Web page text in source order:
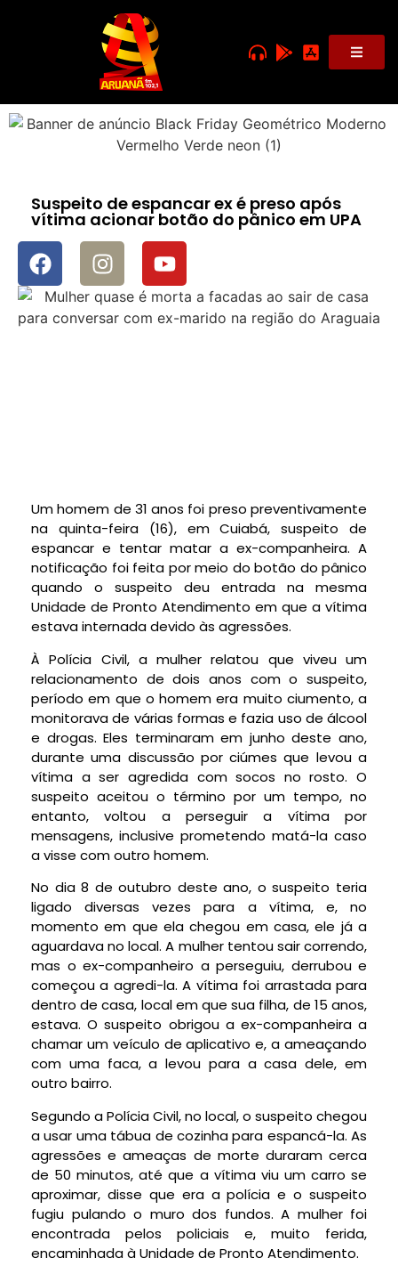
Suspeito de espancar ex é preso após
vítima acionar botão do pânico em UPA
Um homem de 31 anos foi preso preventivamente
na quinta-feira (16), em Cuiabá, suspeito de
espancar e tentar matar a ex-companheira. A
notificação foi feita por meio do botão do pânico
quando o suspeito deu entrada na mesma
Unidade de Pronto Atendimento em que a vítima
estava internada devido às agressões.
À Polícia Civil, a mulher relatou que viveu um
relacionamento de dois anos com o suspeito,
período em que o homem era muito ciumento, a
monitorava de várias formas e fazia uso de álcool
e drogas. Eles terminaram em junho deste ano,
durante uma discussão por ciúmes que levou a
vítima a ser agredida com socos no rosto. O
suspeito aceitou o término por um tempo, no
entanto, voltou a perseguir a vítima por
mensagens, inclusive prometendo matá-la caso
a visse com outro homem.
No dia 8 de outubro deste ano, o suspeito teria
ligado diversas vezes para a vítima, e, no
momento em que ela chegou em casa, ele já a
aguardava no local. A mulher tentou sair correndo,
mas o ex-companheiro a perseguiu, derrubou e
começou a agredi-la. A vítima foi arrastada para
dentro de casa, local em que sua filha, de 15 anos,
estava. O suspeito obrigou a ex-companheira a
chamar um veículo de aplicativo e, a ameaçando
com uma faca, a levou para a casa dele, em
outro bairro.
Segundo a Polícia Civil, no local, o suspeito chegou
a usar uma tábua de cozinha para espancá-la. As
agressões e ameaças de morte duraram cerca
de 50 minutos, até que a vítima viu um carro se
aproximar, disse que era a polícia e o suspeito
fugiu pulando o muro dos fundos. A mulher foi
encontrada pelos policiais e, muito ferida,
encaminhada à Unidade de Pronto Atendimento.